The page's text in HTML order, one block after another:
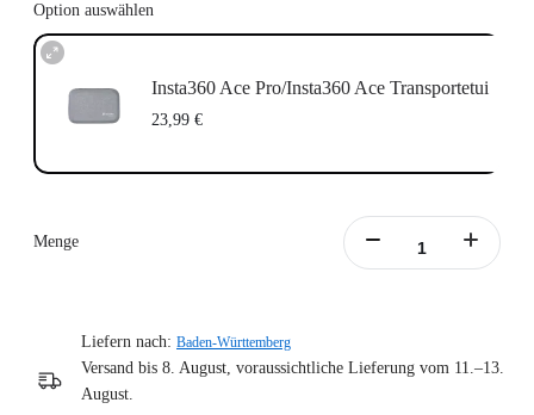
Option auswählen
Insta360 Ace Pro/Insta360 Ace Transportetui
23,99 €
Menge
Liefern nach: Baden-Württemberg
Versand bis 8. August, voraussichtliche Lieferung vom 11.–13.
August.